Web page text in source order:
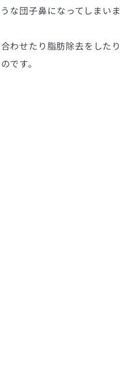
な団子鼻になってしまいま
わせたり脂肪除去をしたり
です。